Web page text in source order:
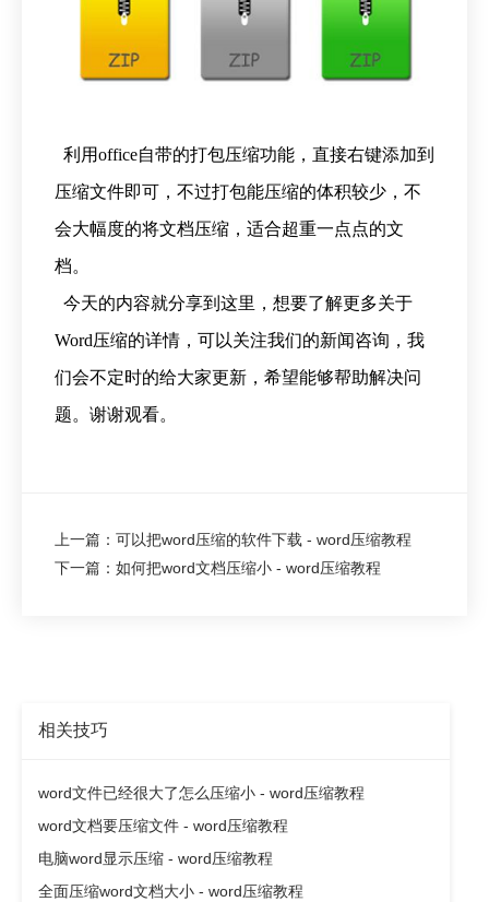
利用office自带的打包压缩功能，直接右键添加到
压缩文件即可，不过打包能压缩的体积较少，不
会大幅度的将文档压缩，适合超重一点点的文
档。
今天的内容就分享到这里，想要了解更多关于
Word压缩的详情，可以关注我们的新闻咨询，我
们会不定时的给大家更新，希望能够帮助解决问
题。谢谢观看。
上一篇：可以把word压缩的软件下载 - word压缩教程
下一篇：如何把word文档压缩小 - word压缩教程
相关技巧
word文件已经很大了怎么压缩小 - word压缩教程
word文档要压缩文件 - word压缩教程
电脑word显示压缩 - word压缩教程
全面压缩word文档大小 - word压缩教程